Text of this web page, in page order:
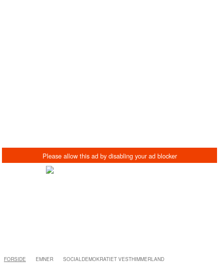
FORSIDE EMNER SOCIALDEMOKRATIET VESTHIMMERLAND